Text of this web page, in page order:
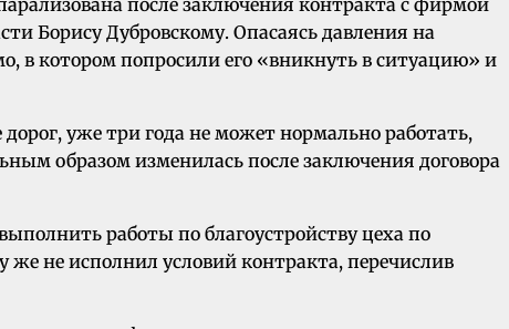
после заключения контракта с фирмой
Борису Дубровскому. Опасаясь давления на
в котором попросили его «вникнуть в ситуацию» и
уже три года не может нормально работать,
образом изменилась после заключения договора
работы по благоустройству цеха по
не исполнил условий контракта, перечислив